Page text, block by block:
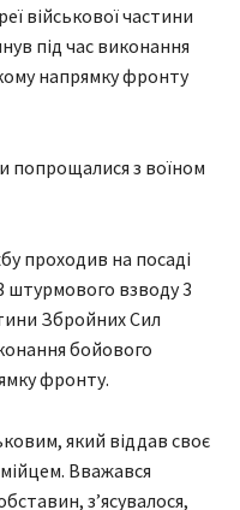
військової частини
під час виконання
напрямку фронту
попрощалися з воїном
проходив на посаді
штурмового взводу 3
Збройних Сил
бойового
фронту.
який віддав своє
Вважався
з’ясувалося,